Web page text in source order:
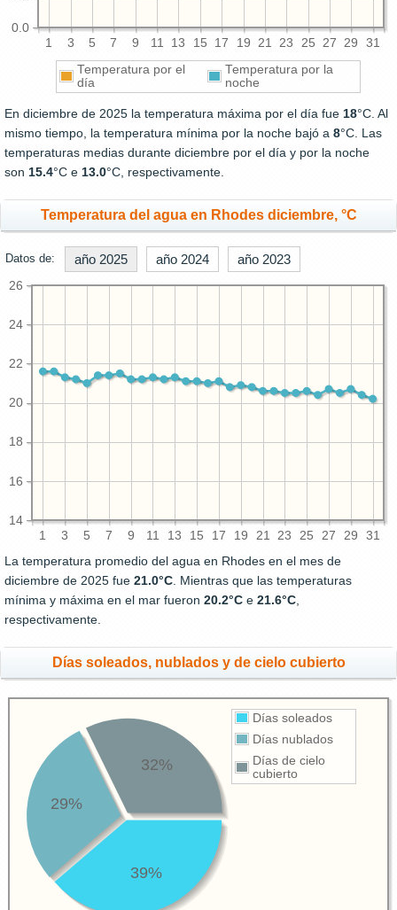
1 3 5 7 9 11 13 15 17 19 21 23 25 27 29 31
0.0
Temperatura por el
día
Temperatura por la
noche
En diciembre de 2025 la temperatura máxima por el día fue 18°C. Al
mismo tiempo, la temperatura mínima por la noche bajó a 8°C. Las
temperaturas medias durante diciembre por el día y por la noche
son 15.4°C e 13.0°C, respectivamente.
Temperatura del agua en Rhodes diciembre, °C
Datos de: año 2025 año 2024 año 2023
1 3 5 7 9 11 13 15 17 19 21 23 25 27 29 31
14
16
18
20
22
24
26
La temperatura promedio del agua en Rhodes en el mes de
diciembre de 2025 fue 21.0°C. Mientras que las temperaturas
mínima y máxima en el mar fueron 20.2°C e 21.6°C,
respectivamente.
Días soleados, nublados y de cielo cubierto
Días soleados
Días nublados
Días de cielo
cubierto
39%
29%
32%